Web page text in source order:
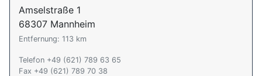
Amselstraße 1
68307 Mannheim
Entfernung: 113 km
Telefon +49 (621) 789 63 65
Fax +49 (621) 789 70 38